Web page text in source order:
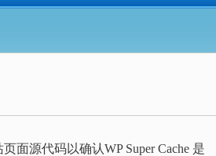
面源代码以确认WP Super Cache 是